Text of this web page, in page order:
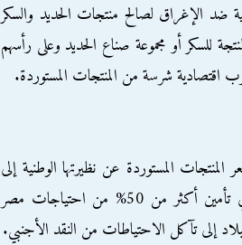
ضد الإغراق لصالح منتجات الحديد والسكر
للسكر أو مجموعة صناع الحديد وعلى رأسهم
شرسة من المنتجات المستوردة.
المستوردة عن نظيرتها الوطنية إلى
نقمة بعد إغلاق العديد من المصانع والاعتماد على الخارج في تأمين أكثر من 50% من احتياجات مصر
إلى تآكل الاحتياطات من النقد الأجنبي.